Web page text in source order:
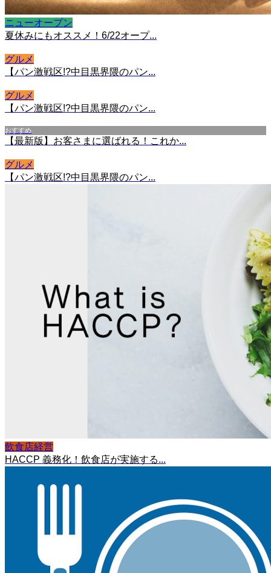
ニューオープン
夏休みにもオススメ！6/22オープ...
グルメ
【パン激戦区!?中目黒界隈のパン...
グルメ
【パン激戦区!?中目黒界隈のパン...
おすすめ
【最新版】お客さまに選ばれる！これか...
グルメ
【パン激戦区!?中目黒界隈のパン...
飲食店経営
HACCP 義務化！飲食店が実施する...